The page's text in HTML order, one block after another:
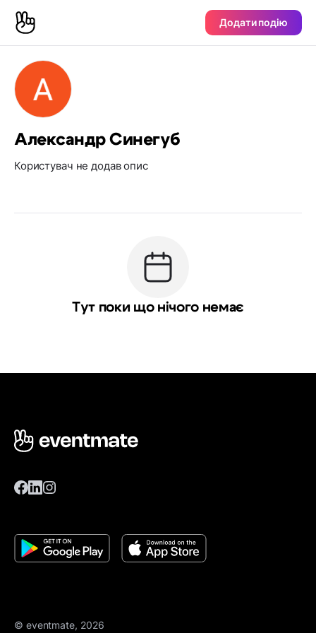
Додати подію
Александр Синегуб
Користувач не додав опис
Тут поки що нічого немає
© eventmate, 2026